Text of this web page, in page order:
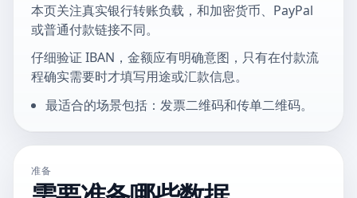
本页关注真实银行转账负载，和加密货币、PayPal
或普通付款链接不同。
仔细验证 IBAN，金额应有明确意图，只有在付款流
程确实需要时才填写用途或汇款信息。
最适合的场景包括：发票二维码和传单二维码。
准备